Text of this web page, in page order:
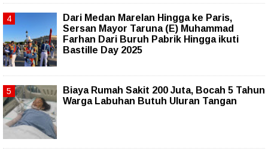
‎Dari Medan Marelan Hingga ke Paris,
Sersan Mayor Taruna (E) Muhammad
Farhan Dari Buruh Pabrik Hingga ikuti
Bastille Day 2025
Biaya Rumah Sakit 200 Juta, Bocah 5 Tahun
Warga Labuhan Butuh Uluran Tangan